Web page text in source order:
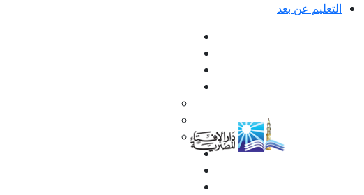
التعليم عن بعد